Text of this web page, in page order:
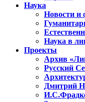
Наука
Новости и
Наука в
Проекты
Архив
Русский
Дмитрий